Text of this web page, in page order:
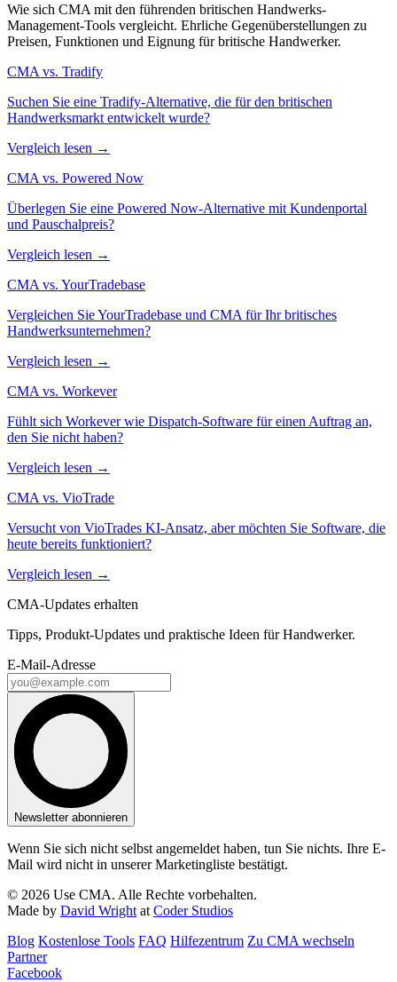
Wie sich CMA mit den führenden britischen Handwerks-
Management-Tools vergleicht. Ehrliche Gegenüberstellungen zu
Preisen, Funktionen und Eignung für britische Handwerker.
CMA vs. Tradify
Suchen Sie eine Tradify-Alternative, die für den britischen
Handwerksmarkt entwickelt wurde?
Vergleich lesen →
CMA vs. Powered Now
Überlegen Sie eine Powered Now-Alternative mit Kundenportal
und Pauschalpreis?
Vergleich lesen →
CMA vs. YourTradebase
Vergleichen Sie YourTradebase und CMA für Ihr britisches
Handwerksunternehmen?
Vergleich lesen →
CMA vs. Workever
Fühlt sich Workever wie Dispatch-Software für einen Auftrag an,
den Sie nicht haben?
Vergleich lesen →
CMA vs. VioTrade
Versucht von VioTrades KI-Ansatz, aber möchten Sie Software, die
heute bereits funktioniert?
Vergleich lesen →
CMA-Updates erhalten
Tipps, Produkt-Updates und praktische Ideen für Handwerker.
E-Mail-Adresse
Newsletter abonnieren
Wenn Sie sich nicht selbst angemeldet haben, tun Sie nichts. Ihre E-
Mail wird nicht in unserer Marketingliste bestätigt.
© 2026 Use CMA. Alle Rechte vorbehalten.
Made by David Wright at Coder Studios
Blog‎ Kostenlose Tools FAQ Hilfezentrum Zu CMA wechseln
Partner
Facebook